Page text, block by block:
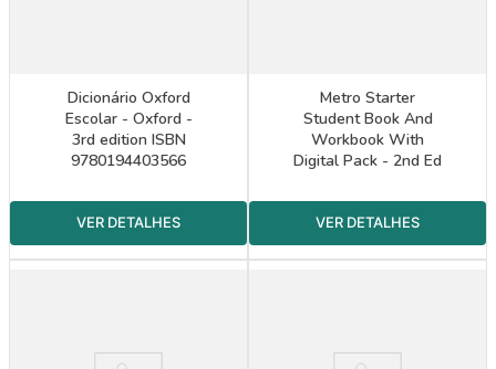
Dicionário Oxford
Escolar - Oxford -
3rd edition ISBN
9780194403566
Metro Starter
Student Book And
Workbook With
Digital Pack - 2nd Ed